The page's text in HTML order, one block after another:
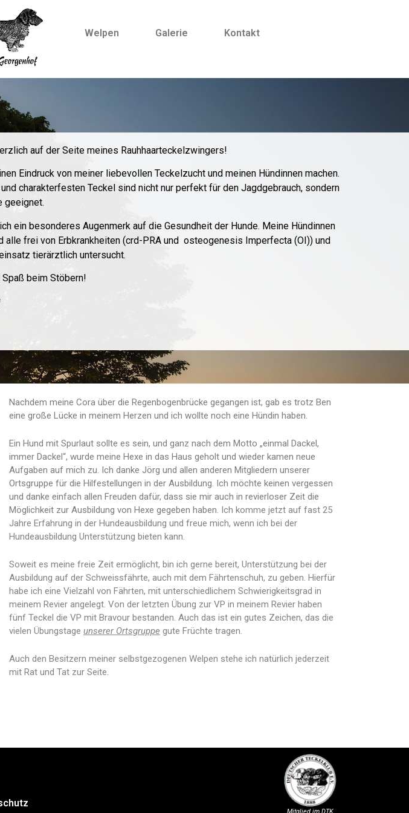
Welpen Galerie Kontakt
auf der Seite meines Rauhhaarteckelzwingers!
Eindruck von meiner liebevollen Teckelzucht und meinen Hündinnen machen.
charakterfesten Teckel sind nicht nur perfekt für den Jagdgebrauch, sondern
geeignet.
ein besonderes Augenmerk auf die Gesundheit der Hunde. Meine Hündinnen
alle frei von Erbkrankheiten (crd-PRA und osteogenesis Imperfecta (OI)) und
tierärztlich untersucht.
beim Stöbern!
Nachdem meine Cora über die Regenbogenbrücke gegangen ist, gab es trotz Ben
eine große Lücke in meinem Herzen und ich wollte noch eine Hündin haben.
Ein Hund mit Spurlaut sollte es sein, und ganz nach dem Motto „einmal Dackel,
immer Dackel“, wurde meine Hexe in das Haus geholt und wieder kamen neue
Aufgaben auf mich zu. Ich danke Jörg und allen anderen Mitgliedern unserer
Ortsgruppe für die Hilfestellungen in der Ausbildung. Ich möchte keinen vergessen
und danke einfach allen Freuden dafür, dass sie mir auch in revierloser Zeit die
Möglichkeit zur Ausbildung von Hexe gegeben haben. Ich komme jetzt auf fast 25
Jahre Erfahrung in der Hundeausbildung und freue mich, wenn ich bei der
Hundeausbildung Unterstützung bieten kann.
Soweit es meine freie Zeit ermöglicht, bin ich gerne bereit, Unterstützung bei der
Ausbildung auf der Schweissfährte, auch mit dem Fährtenschuh, zu geben. Hierfür
habe ich eine Vielzahl von Fährten, mit unterschiedlichem Schwierigkeitsgrad in
meinem Revier angelegt. Von der letzten Übung zur VP in meinem Revier haben
fünf Teckel die VP mit Bravour bestanden. Auch das ist ein gutes Zeichen, das die
vielen Übungstage unserer Ortsgruppe gute Früchte tragen.
Auch den Besitzern meiner selbstgezogenen Welpen stehe ich natürlich jederzeit
mit Rat und Tat zur Seite.
Mitglied im DTK